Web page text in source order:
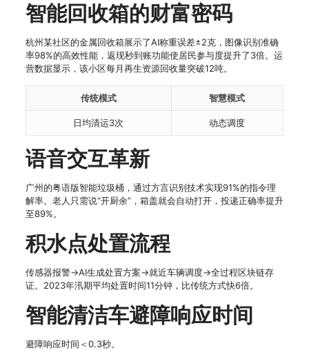
智能回收箱的财富密码
杭州某社区的金属回收箱展示了AI称重误差±2克，图像识别准确
率98%的高效性能，返现秒到账功能使居民参与度提升了3倍。运
营数据显示，该小区每月再生资源回收量突破12吨。
传统模式 智慧模式
日均清运3次 动态调度
语音交互革新
广州的粤语版智能垃圾桶，通过方言识别技术实现91%的指令理
解率。老人只需说“开厨余”，箱盖就会自动打开，投递正确率提升
至89%。
积水点处置流程
传感器报警→AI生成处置方案→就近车辆调度→全过程区块链存
证。2023年汛期平均处置时间11分钟，比传统方式快6倍。
智能清洁车避障响应时间
避障响应时间＜0.3秒。